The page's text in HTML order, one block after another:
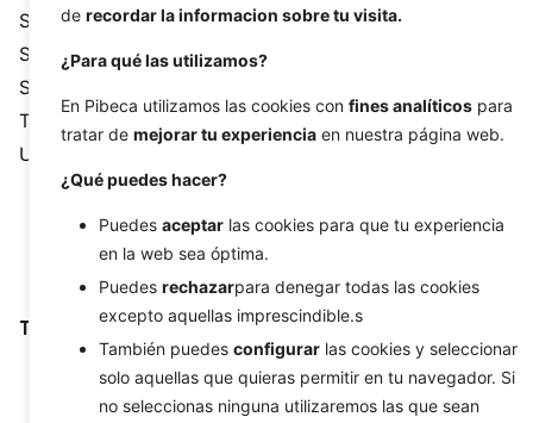
de recordar la informacion sobre tu visita.
¿Para qué las utilizamos?
En Pibeca utilizamos las cookies con fines analíticos para
tratar de mejorar tu experiencia en nuestra página web.
¿Qué puedes hacer?
Puedes aceptar las cookies para que tu experiencia
en la web sea óptima.
Puedes rechazarpara denegar todas las cookies
excepto aquellas imprescindible.s
También puedes configurar las cookies y seleccionar
solo aquellas que quieras permitir en tu navegador. Si
no seleccionas ninguna utilizaremos las que sean
SEO
Social media
Systems
Tutorial
Uncategorized
Tags
Adobe Illustrator CS6 Android Android Studio Big Data
branding business name Business Strategy